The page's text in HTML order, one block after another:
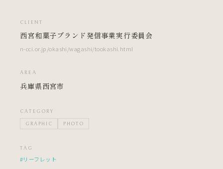
CLIENT
西宮和菓子ブランド発信事業実行委員会
n-cci.or.jp/okashi/wagashi/tookashi.html
AREA
兵庫県西宮市
CATEGORY
GRAPHIC PHOTO
TAG
#リーフレット